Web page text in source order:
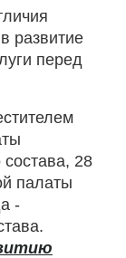
развитие
перед
состава, 28
палаты
-